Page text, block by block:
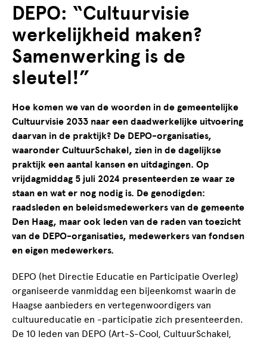
DEPO: “Cultuurvisie
werkelijkheid maken?
Samenwerking is de
sleutel!”
Hoe komen we van de woorden in de gemeentelijke
Cultuurvisie 2033 naar een daadwerkelijke uitvoering
daarvan in de praktijk? De DEPO-organisaties,
waaronder CultuurSchakel, zien in de dagelijkse
praktijk een aantal kansen en uitdagingen. Op
vrijdagmiddag 5 juli 2024 presenteerden ze waar ze
staan en wat er nog nodig is. De genodigden:
raadsleden en beleidsmedewerkers van de gemeente
Den Haag, maar ook leden van de raden van toezicht
van de DEPO-organisaties, medewerkers van fondsen
en eigen medewerkers.
DEPO (het Directie Educatie en Participatie Overleg)
organiseerde vanmiddag een bijeenkomst waarin de
Haagse aanbieders en vertegenwoordigers van
cultuureducatie en -participatie zich presenteerden.
De 10 leden van DEPO (Art-S-Cool, CultuurSchakel,